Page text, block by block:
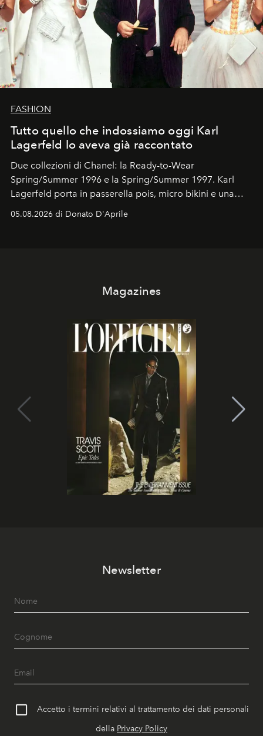
FASHION
Tutto quello che indossiamo oggi Karl
Lagerfeld lo aveva già raccontato
Due collezioni di Chanel: la Ready-to-Wear
Spring/Summer 1996 e la Spring/Summer 1997. Karl
Lagerfeld porta in passerella pois, micro bikini e una
logomania pensata per la spiaggia
Kate, Claudia e Carla una dietro l'altra. Trent'anni dopo,
05.08.2026 di Donato D'Aprile
Magazines
Newsletter
Accetto i termini relativi al trattamento dei dati personali
della Privacy Policy